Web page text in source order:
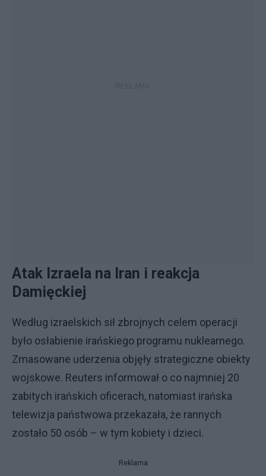
Atak Izraela na Iran i reakcja
Damięckiej
Według izraelskich sił zbrojnych celem operacji
było osłabienie irańskiego programu nuklearnego.
Zmasowane uderzenia objęły strategiczne obiekty
wojskowe. Reuters informował o co najmniej 20
zabitych irańskich oficerach, natomiast irańska
telewizja państwowa przekazała, że rannych
zostało 50 osób – w tym kobiety i dzieci.
Reklama